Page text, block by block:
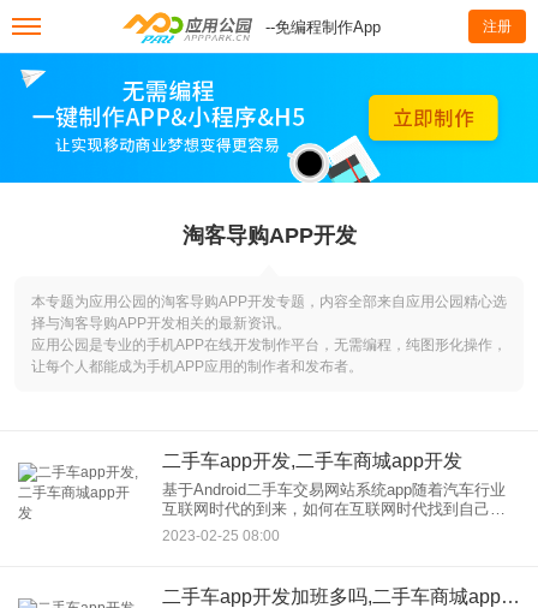
--免编程制作App 注册
淘客导购APP开发
本专题为应用公园的淘客导购APP开发专题，内容全部来自应用公园精心选
择与淘客导购APP开发相关的最新资讯。
应用公园是专业的手机APP在线开发制作平台，无需编程，纯图形化操作，
让每个人都能成为手机APP应用的制作者和发布者。
二手车app开发,二手车商城app开发
基于Android二手车交易网站系统app随着汽车行业
互联网时代的到来，如何在互联网时代找到自己的
方向，成为了业内人士不得不考虑的问题。 二手车
交易平台可以分别为卖家和买家提供服务。卖家可
2023-02-25 08:00
二手车app开发加班多吗,二手车商城app开发